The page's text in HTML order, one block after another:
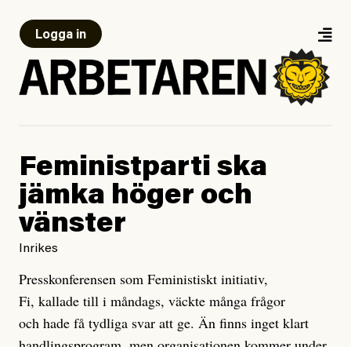
Logga in
Feministparti ska
jämka höger och
vänster
Inrikes
Presskonferensen som Feministiskt initiativ,
Fi, kallade till i måndags, väckte många frågor
och hade få tydliga svar att ge. Än finns inget klart